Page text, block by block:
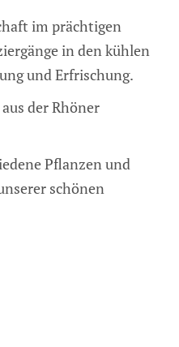
im prächtigen
in den kühlen
und Erfrischung.
der Rhöner
Pflanzen und
schönen